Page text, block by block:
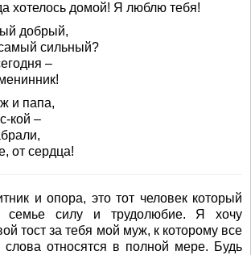
хотелось домой! Я люблю тебя!
добрый,
сильный?
–
и папа,
кой –
от сердца!
и опора, это тот человек который
семье силу и трудолюбие. Я хочу
тост за тебя мой муж, к которому все
относятся в полной мере. Будь